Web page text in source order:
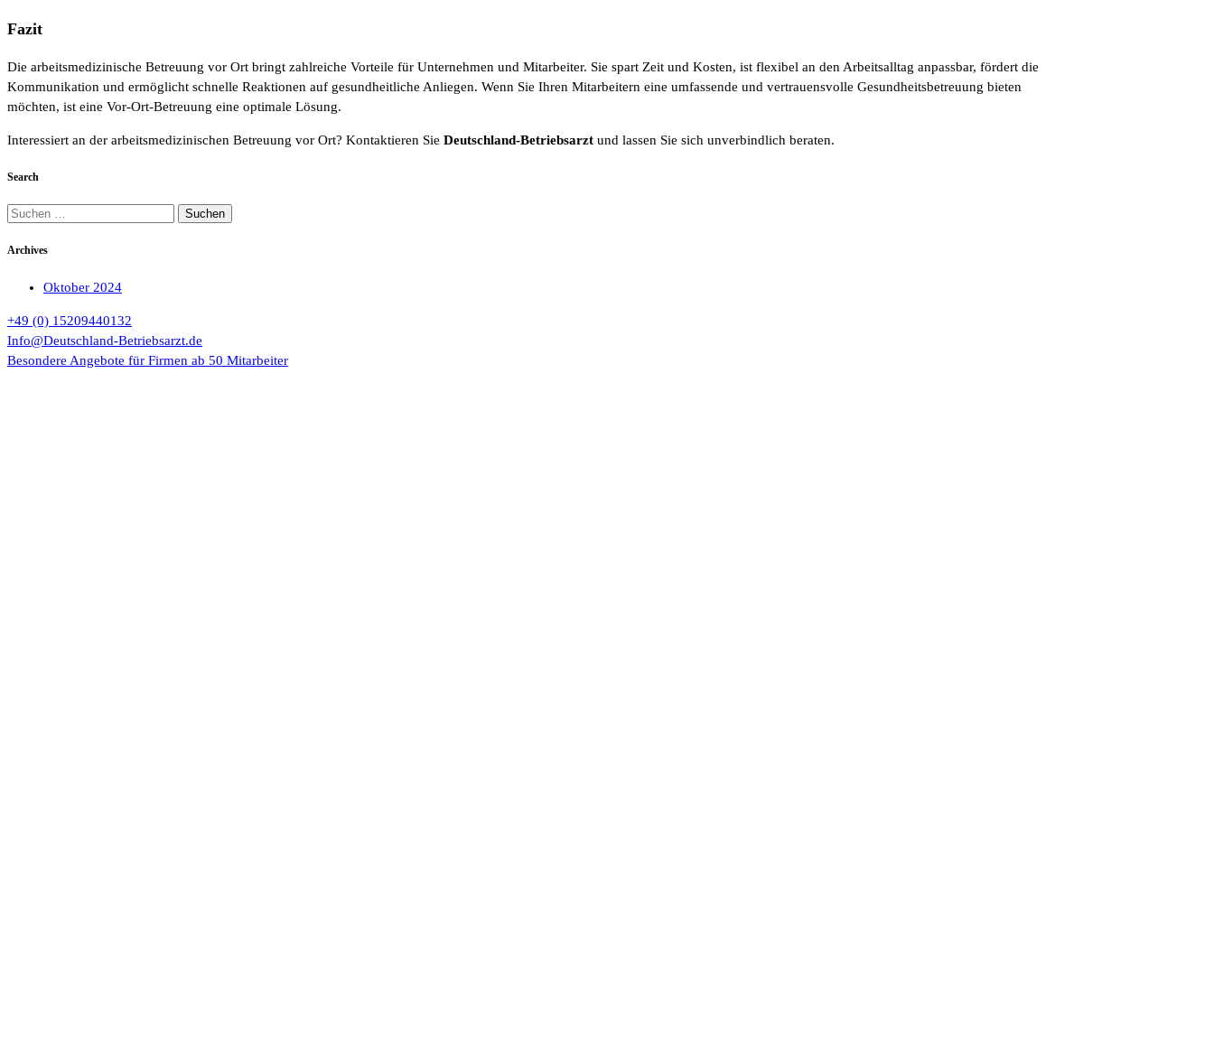
Fazit
Die arbeitsmedizinische Betreuung vor Ort bringt zahlreiche Vorteile für Unternehmen und Mitarbeiter. Sie spart Zeit und Kosten, ist flexibel an den Arbeitsalltag anpassbar, fördert die
Kommunikation und ermöglicht schnelle Reaktionen auf gesundheitliche Anliegen. Wenn Sie Ihren Mitarbeitern eine umfassende und vertrauensvolle Gesundheitsbetreuung bieten
möchten, ist eine Vor-Ort-Betreuung eine optimale Lösung.
Interessiert an der arbeitsmedizinischen Betreuung vor Ort? Kontaktieren Sie Deutschland-Betriebsarzt und lassen Sie sich unverbindlich beraten.
Search
Suchen
Archives
Oktober 2024
+49 (0) 15209440132
Info@Deutschland-Betriebsarzt.de
Besondere Angebote für Firmen ab 50 Mitarbeiter